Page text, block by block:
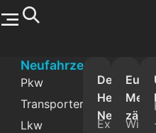
Neufahrzeuge
Pkw
Transporter
Lkw
Der
Herbrand
Exklusive
Eure
zählt
Wie